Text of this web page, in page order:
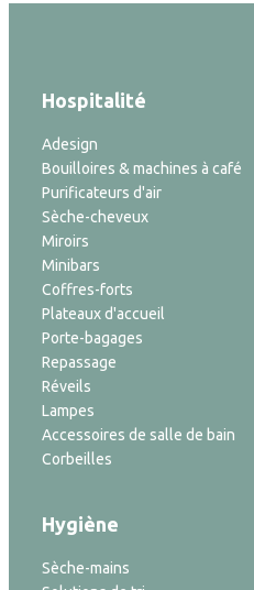
Hospitalité
Adesign
Bouilloires & machines à café
Purificateurs d'air
Sèche-cheveux
Miroirs
Minibars
Coffres-forts
Plateaux d'accueil
Porte-bagages
Repassage
Réveils
Lampes
Accessoires de salle de bain
Corbeilles
Hygiène
Sèche-mains